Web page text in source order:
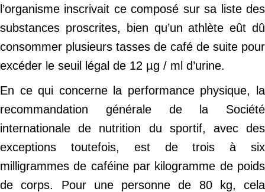
l’organisme inscrivait ce composé sur sa liste des
substances proscrites, bien qu’un athlète eût dû
consommer plusieurs tasses de café de suite pour
excéder le seuil légal de 12 µg / ml d’urine.
En ce qui concerne la performance physique, la
recommandation générale de la Société
internationale de nutrition du sportif, avec des
exceptions toutefois, est de trois à six
milligrammes de caféine par kilogramme de poids
de corps. Pour une personne de 80 kg, cela